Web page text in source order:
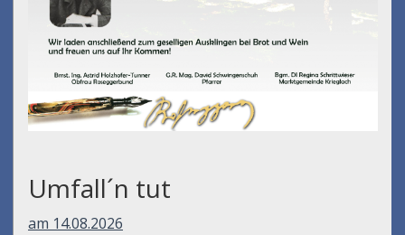
Umfall´n tut
am 14.08.2026